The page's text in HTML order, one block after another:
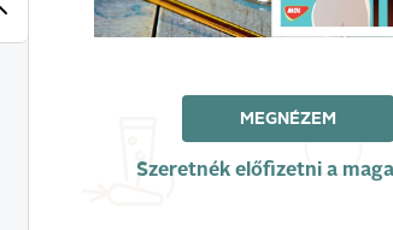
MEGNÉZEM
Szeretnék előfizetni a